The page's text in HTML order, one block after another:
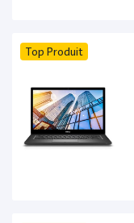
Top Produit